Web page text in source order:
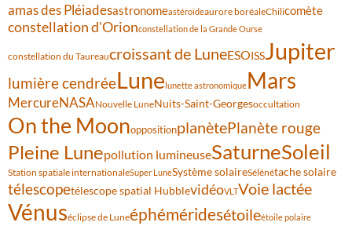
amas des Pléiadesastronomeastéroïdeaurore boréaleChilicomète
constellation d'Orionconstellation de la Grande Ourse
constellation du Taureaucroissant de LuneESOISSJupiter
lumière cendréeLunelunette astronomiqueMars
MercureNASANouvelle LuneNuits-Saint-Georgesoccultation
On the MoonoppositionplanètePlanète rouge
Pleine Lunepollution lumineuseSaturneSoleil
Station spatiale internationaleSuper LuneSystème solaireSélénétache solaire
télescopetélescope spatial HubblevidéoVLTVoie lactée
Vénuséclipse de Luneéphéméridesétoileétoile polaire